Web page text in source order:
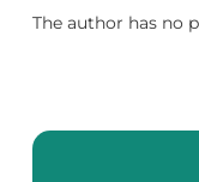
The author has no